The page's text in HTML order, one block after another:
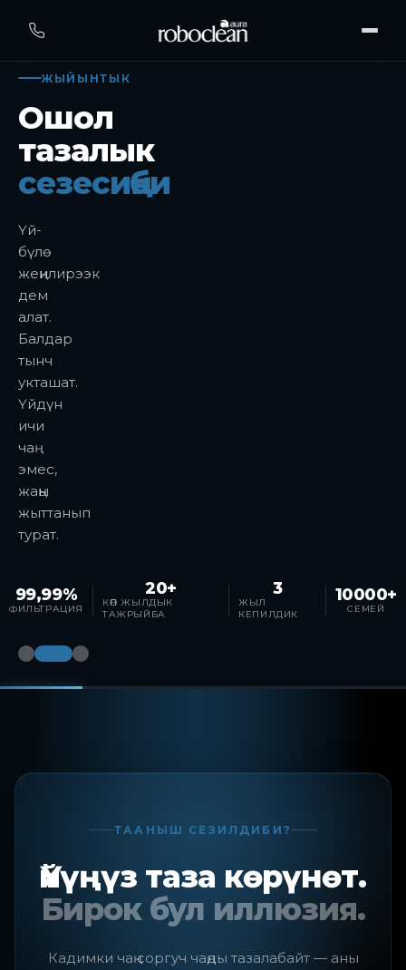
ЖЫЙЫНТЫК
Ошол
тазалык
сезесиңби
Үй-
бүлө
жеңилирээк
дем
алат.
Балдар
тынч
укташат.
Үйдүн
ичи
чаң
эмес,
жаңы
жыттанып
турат.
99,99%
ФИЛЬТРАЦИЯ
20+
КӨП ЖЫЛДЫК
ТАЖРЫЙБА
3
ЖЫЛ
КЕПИЛДИК
10000+
СЕМЕЙ
ТААНЫШ СЕЗИЛДИБИ?
Үйүңүз таза көрүнөт.
Бирок бул иллюзия.
Кадимки чаң соргуч чаңды тазалабайт — аны